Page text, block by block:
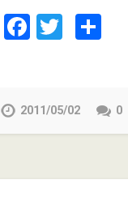
Facebook
Twitter
2011/05/02 0